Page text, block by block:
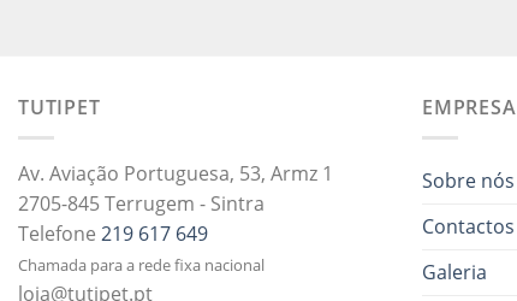
TUTIPET
Av. Aviação Portuguesa, 53, Armz 1
2705-845 Terrugem - Sintra
Telefone 219 617 649
Chamada para a rede fixa nacional
loja@tutipet.pt
EMPRESA
Sobre nós
Contactos
Galeria